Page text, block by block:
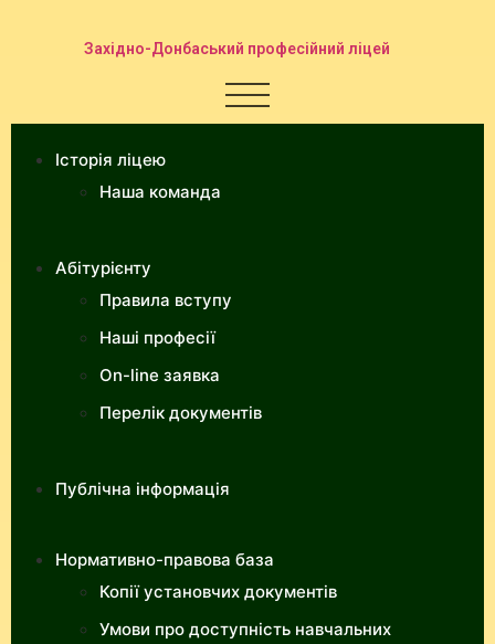
Західно-Донбаський професійний ліцей
Історія ліцею
Наша команда
Абітурієнту
Правила вступу
Наші професії
On-line заявка
Перелік документів
Публічна інформація
Нормативно-правова база
Копії установчих документів
Умови про доступність навчальних